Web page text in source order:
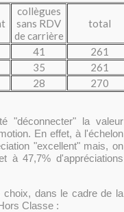
collègues
sans RDV
de carrière
total
41
261
35
261
28 270
"déconnecter" la valeur
En effet, à l'échelon
"excellent" mais, on
à 47,7% d'appréciations
dans le cadre de la
Classe :